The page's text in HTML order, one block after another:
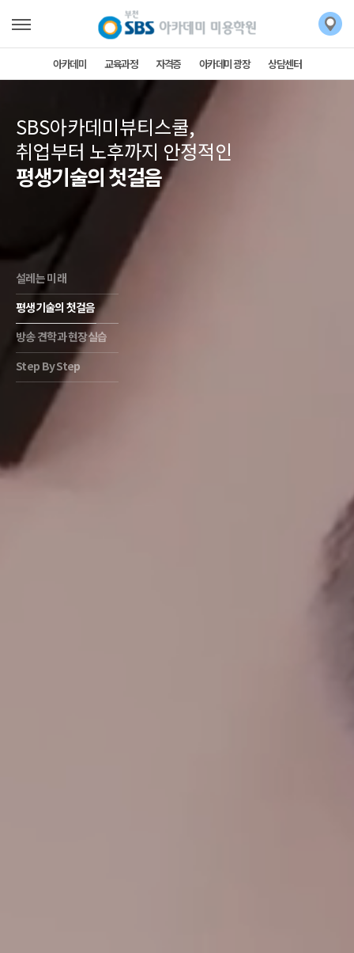
아카데미 교육과정 자격증 아카데미 광장 상담센터
SBS아카데미뷰티스쿨,
취업부터 노후까지 안정적인
평생기술의 첫걸음
설레는 미래
평생기술의 첫걸음
방송 견학과 현장실습
Step By Step